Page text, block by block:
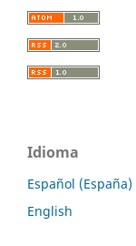
Idioma
Español (España)
English